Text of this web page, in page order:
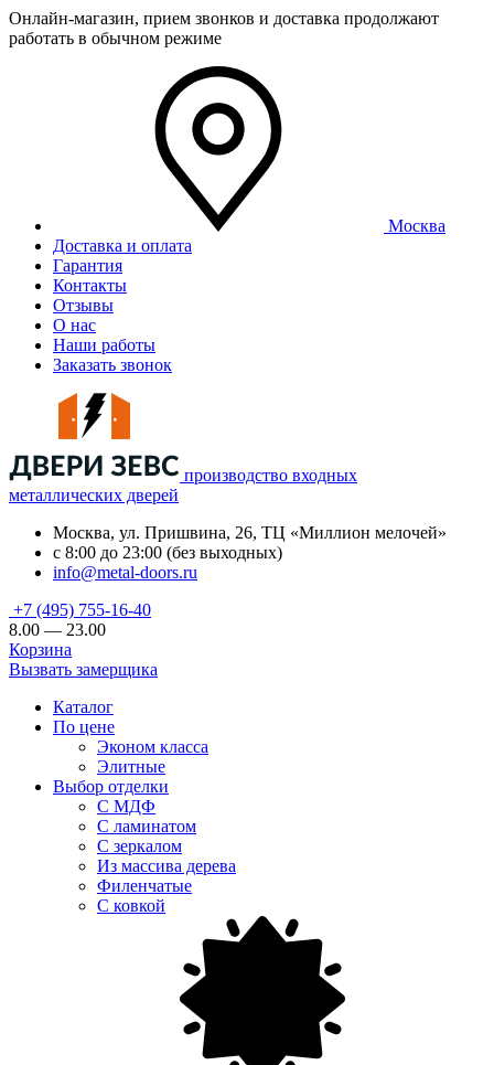
Онлайн-магазин, прием звонков и доставка продолжают
работать в обычном режиме
Москва
Доставка и оплата
Гарантия
Контакты
Отзывы
О нас
Наши работы
Заказать звонок
производство входных
металлических дверей
Москва, ул. Пришвина, 26, ТЦ «Миллион мелочей»
с 8:00 до 23:00 (без выходных)
info@metal-doors.ru
+7 (495) 755-16-40
8.00 — 23.00
Корзина
Вызвать замерщика
Каталог
По цене
Эконом класса
Элитные
Выбор отделки
С МДФ
С ламинатом
С зеркалом
Из массива дерева
Филенчатые
С ковкой